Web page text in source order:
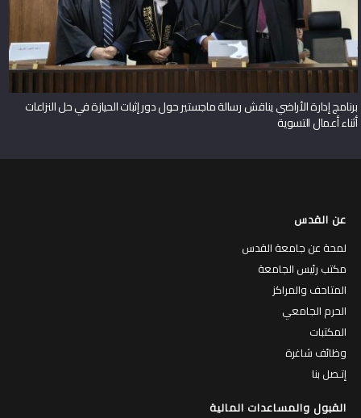
برنامج إدارة الأراضي يناقش رسالة ماجستير حول دور إثبات الحيازة في حل النزاعات
أثناء أعمال التسوية
عن القدس
لمحة عن جامعة القدس
مكتب رئيس الجامعة
المتاحف والمراكز
الحرم الجامعي
المكتبات
وظائف شاغرة
إتـصل بنا
القبول والمساعدات المالية